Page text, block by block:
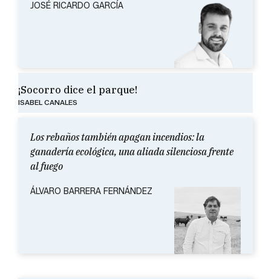
JOSÉ RICARDO GARCÍA
¡Socorro dice el parque!
ISABEL CANALES
Los rebaños también apagan incendios: la
ganadería ecológica, una aliada silenciosa frente
al fuego
ÁLVARO BARRERA FERNÁNDEZ